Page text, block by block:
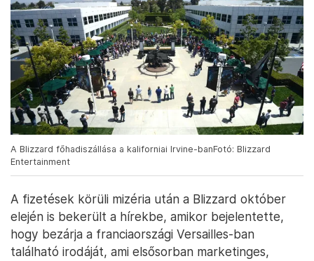
A Blizzard főhadiszállása a kaliforniai Irvine-banFotó: Blizzard
Entertainment
A fizetések körüli mizéria után a Blizzard október
elején is bekerült a hírekbe, amikor bejelentette,
hogy bezárja a franciaországi Versailles-ban
található irodáját, ami elsősorban marketinges,